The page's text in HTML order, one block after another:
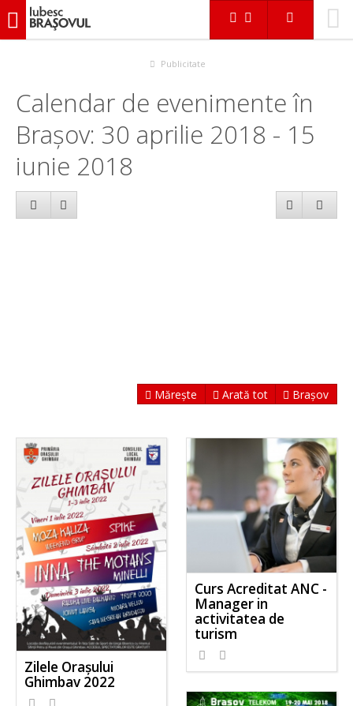
iubescbraşovul.ro
Publicitate
Calendar de evenimente în
Brașov: 30 aprilie 2018 - 15
iunie 2018
Mărește Arată tot Brașov
Zilele Orașului
Ghimbav 2022
Curs Acreditat ANC -
Manager in
activitatea de
turism